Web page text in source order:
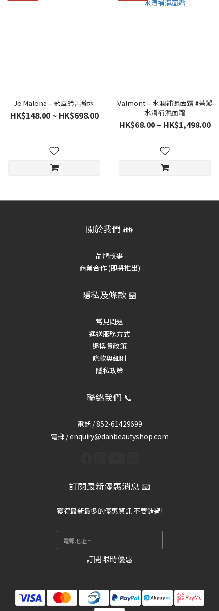
Jo Malone – 藍風鈴古龍水
HK$148.00 ~ HK$698.00
Valmont – 水潤補濕面霜 #菁凝
水潤補濕面霜
HK$68.00 ~ HK$1,498.00
關於我們 👪
品牌故事
商業合作 (即將推出)
隱私及條款 🏪
常見問題
運送服務方式
退換貨政策
條款與細則
隱私政策
聯絡我們 📞
電話 /852-61429699
電郵 / enquiry@danbeautyshop.com
訂閱最新優惠消息 📧
獲得最新最多的優惠資訊 不要錯過!
訂閱限時優惠